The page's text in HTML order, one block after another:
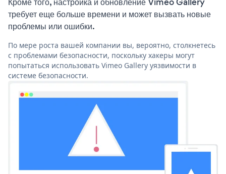
требует еще больше времени и может вызвать новые
проблемы или ошибки.
По мере роста вашей компании вы, вероятно, столкнетесь
с проблемами безопасности, поскольку хакеры могут
попытаться использовать Vimeo Gallery уязвимости в
системе безопасности.